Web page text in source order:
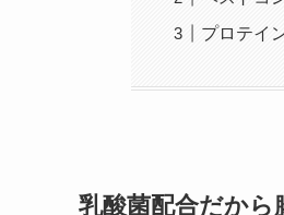
プロテイ
乳酸菌配合だから